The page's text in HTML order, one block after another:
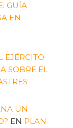
GUÍA
EN
EJÉRCITO
SOBRE EL
UN
EN PLAN